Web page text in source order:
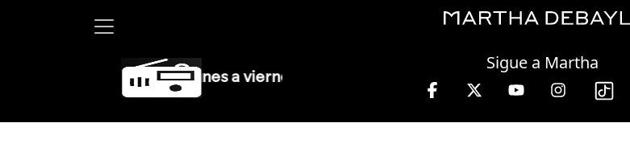
Sigue a Martha
Debayle en W, lunes a viernes de 10 a 13 hrs.